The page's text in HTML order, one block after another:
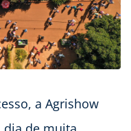
a Agrishow